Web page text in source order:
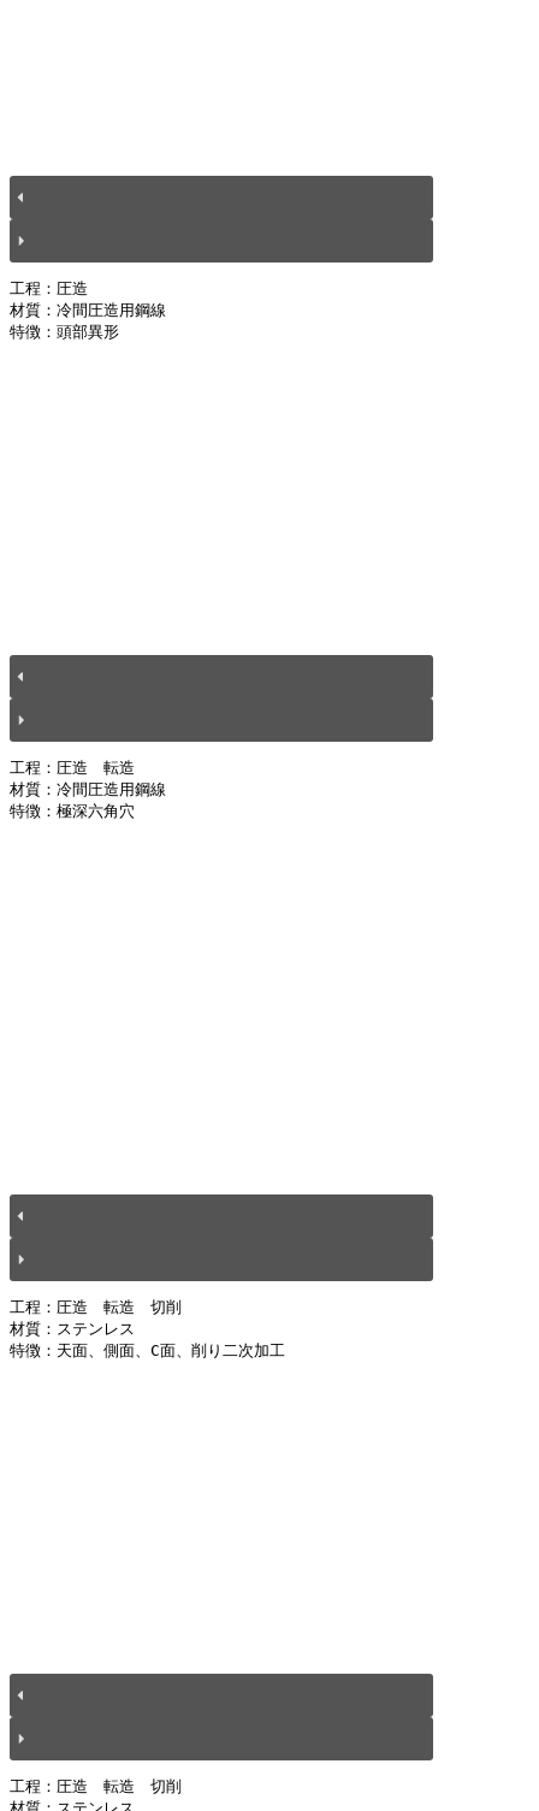
工程：圧造
材質：冷間圧造用鋼線
特徴：頭部異形
工程：圧造　転造
材質：冷間圧造用鋼線
特徴：極深六角穴
工程：圧造　転造　切削
材質：ステンレス
特徴：天面、側面、C面、削り二次加工
工程：圧造　転造　切削